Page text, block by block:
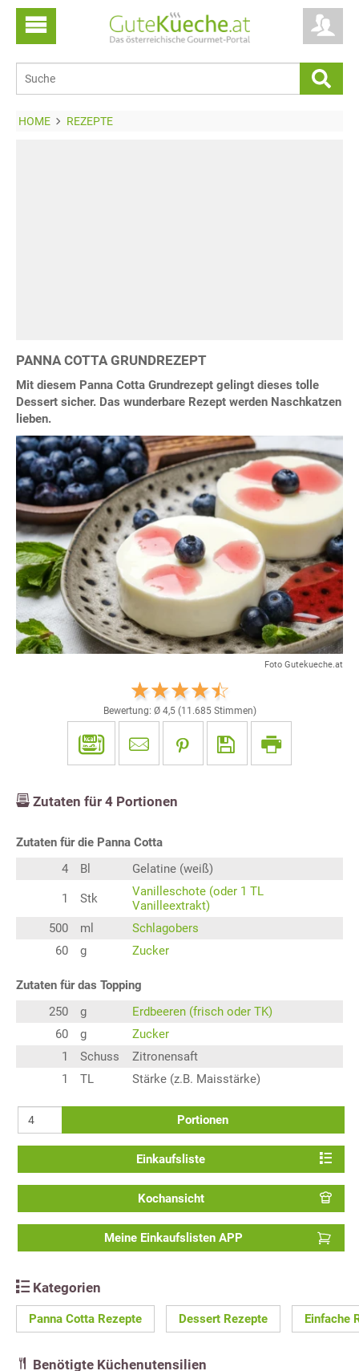
HOME REZEPTE
PANNA COTTA GRUNDREZEPT
Mit diesem Panna Cotta Grundrezept gelingt dieses tolle
Dessert sicher. Das wunderbare Rezept werden Naschkatzen
lieben.
Foto Gutekueche.at
Bewertung: Ø 4,5(11.685Stimmen)
Zutaten für 4 Portionen
Zutaten für die Panna Cotta
4
Bl Gelatine (weiß)
1 Stk
Vanilleschote (oder 1 TL
Vanilleextrakt)
500
ml
Schlagobers
60
g Zucker
Zutaten für das Topping
250
g
Erdbeeren (frisch oder TK)
60
g
Zucker
1
Schuss
Zitronensaft
1
TL Stärke (z.B. Maisstärke)
Portionen
Einkaufsliste
Kochansicht
Meine Einkaufslisten APP
Kategorien
Panna Cotta Rezepte Dessert Rezepte Einfache
Benötigte Küchenutensilien